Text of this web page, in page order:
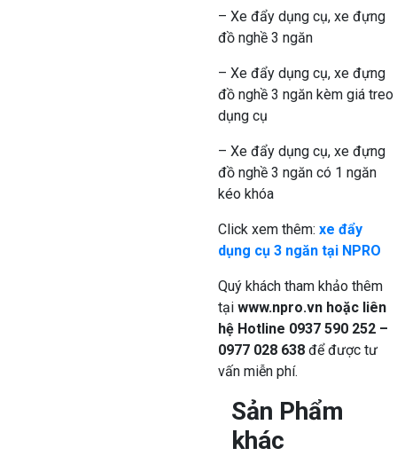
– Xe đẩy dụng cụ, xe đựng
đồ nghề 3 ngăn
– Xe đẩy dụng cụ, xe đựng
đồ nghề 3 ngăn kèm giá treo
dụng cụ
– Xe đẩy dụng cụ, xe đựng
đồ nghề 3 ngăn có 1 ngăn
kéo khóa
Click xem thêm: xe đẩy
dụng cụ 3 ngăn tại NPRO
Quý khách tham khảo thêm
tại www.npro.vn hoặc liên
hệ Hotline 0937 590 252 –
0977 028 638 để được tư
vấn miễn phí.
Sản Phẩm
khác